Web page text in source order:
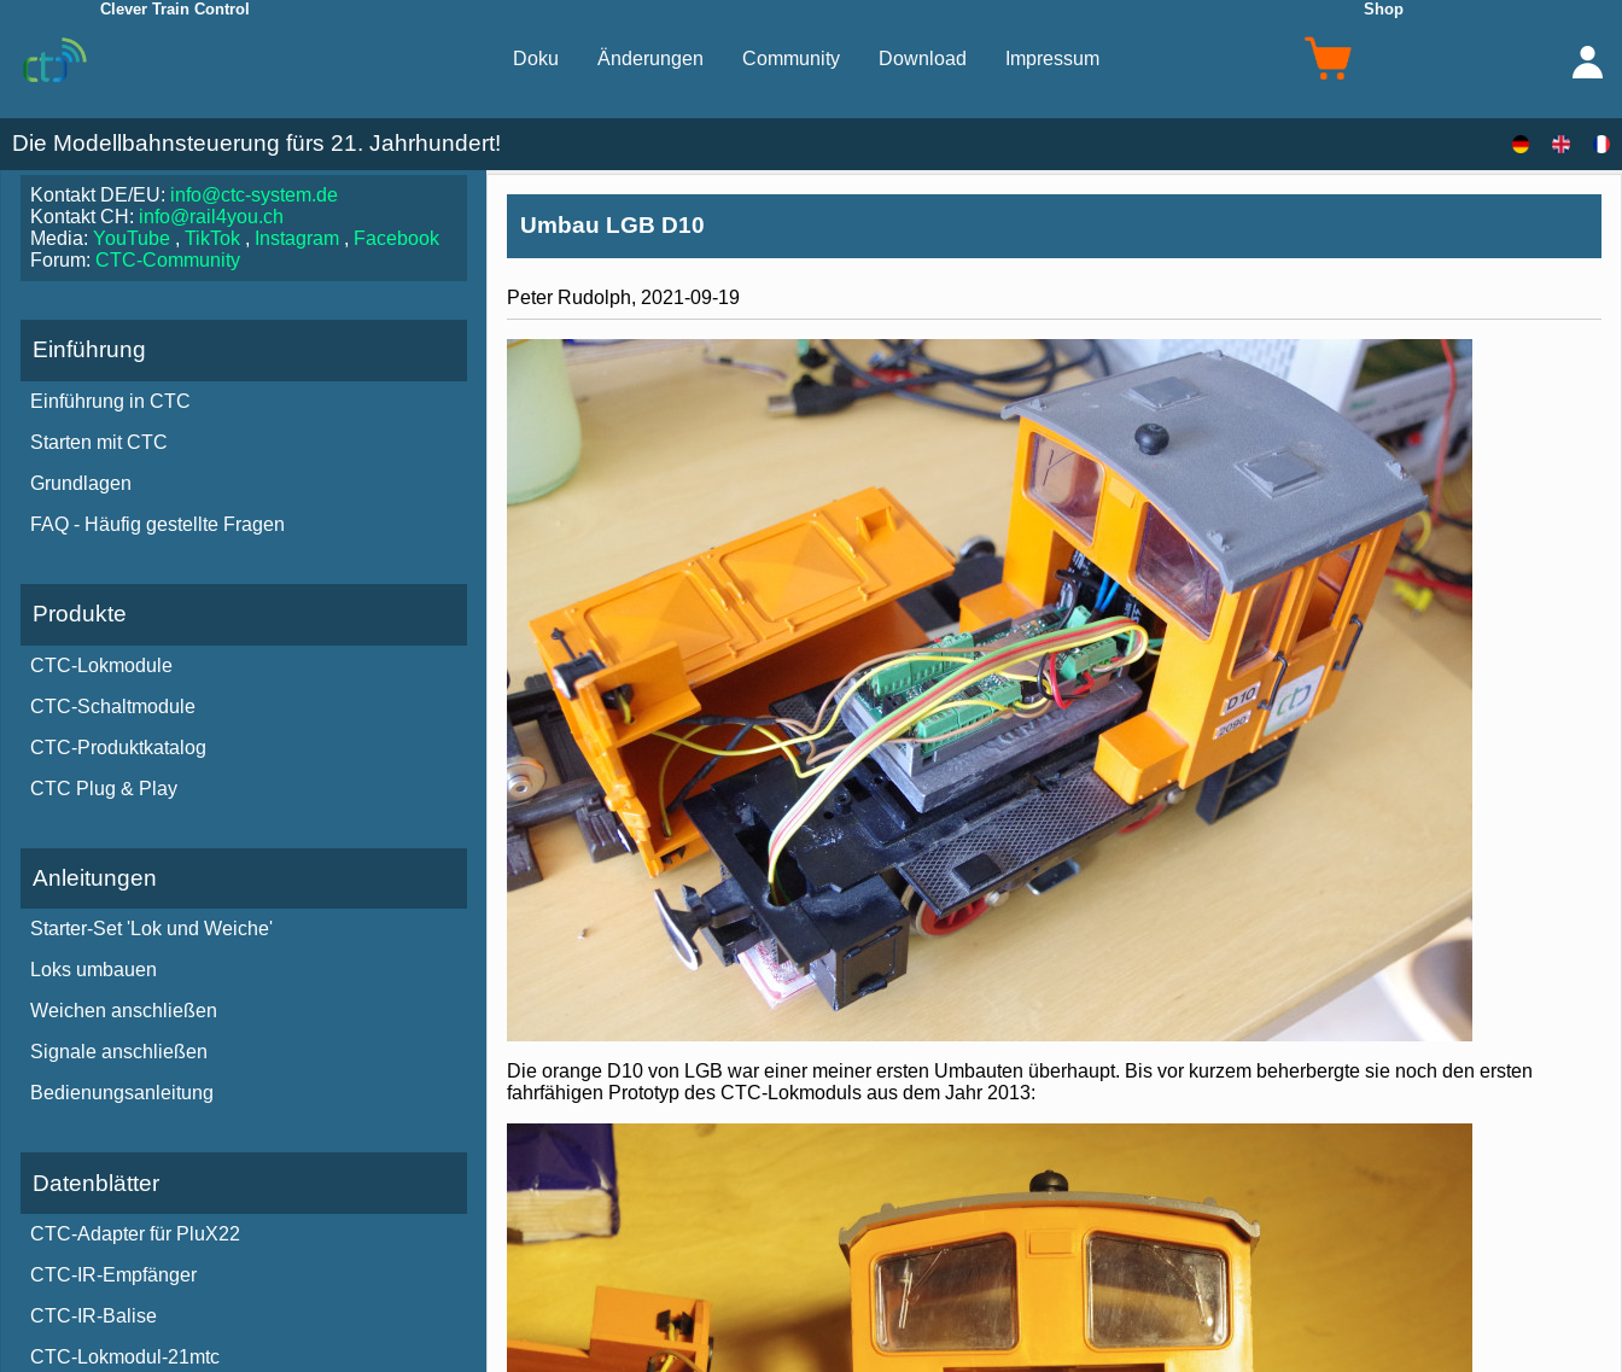
Clever Train Control
Doku Änderungen Community Download Impressum
Shop
Die Modellbahnsteuerung fürs 21. Jahrhundert!
Kontakt DE/EU: info@ctc-system.de
Kontakt CH: info@rail4you.ch
Media: YouTube , TikTok , Instagram , Facebook
Forum: CTC-Community
Einführung
Einführung in CTC
Starten mit CTC
Grundlagen
FAQ - Häufig gestellte Fragen
Produkte
CTC-Lokmodule
CTC-Schaltmodule
CTC-Produktkatalog
CTC Plug & Play
Anleitungen
Starter-Set 'Lok und Weiche'
Loks umbauen
Weichen anschließen
Signale anschließen
Bedienungsanleitung
Datenblätter
CTC-Adapter für PluX22
CTC-IR-Empfänger
CTC-IR-Balise
CTC-Lokmodul-21mtc
Umbau LGB D10
Peter Rudolph, 2021-09-19
Die orange D10 von LGB war einer meiner ersten Umbauten überhaupt. Bis vor kurzem beherbergte sie noch den ersten
fahrfähigen Prototyp des CTC-Lokmoduls aus dem Jahr 2013: